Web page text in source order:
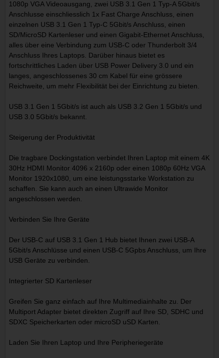
1080p VGA Videoausgang, zwei USB 3.1 Gen 1 Typ-A 5Gbit/s
Anschlusse einschliesslich 1x Fast Charge Anschluss, einen
einzelnen USB 3.1 Gen 1 Typ-C 5Gbit/s Anschluss, einen
SD/MicroSD Kartenleser und einen Gigabit-Ethernet Anschluss,
alles über eine Verbindung zum USB-C oder Thunderbolt 3/4
Anschluss Ihres Laptops. Darüber hinaus bietet es
fortschrittliches Laden über USB Power Delivery 3.0 und ein
langes, angeschlossenes 30 cm Kabel für eine grössere
Reichweite, um mehr Flexibilität bei der Einrichtung zu bieten.
USB 3.1 Gen 1 5Gbit/s ist auch als USB 3.2 Gen 1 5Gbit/s und
USB 3.0 5Gbit/s bekannt.
Steigerung der Produktivität
Die tragbare Dockingstation verbindet Ihren Laptop mit einem 4K
30Hz HDMI Monitor 4096 x 2160p oder einen 1080p 60Hz VGA
Monitor 1920x1080, um eine leistungsstarke Workstation zu
schaffen. Sie kann auch an einen Ultrawide Monitor
angeschlossen werden.
Verbinden Sie Ihre Geräte
Der USB-C auf USB 3.1 Gen 1 Hub bietet Ihnen zwei USB-A
5Gbit/s Anschlüsse und einen USB-C 5Gpbs Anschluss, um Ihre
USB Geräte zu verbinden.
Integrierter SD Kartenleser
Greifen Sie ganz einfach auf Ihre Multimediainhalte zu. Der
Multiport Adapter bietet direkten Zugriff auf Ihre SD, SDHC und
SDXC Speicherkarten oder microSD uSD Karten.
Laden Sie Ihren Laptop und Ihre Peripheriegeräte